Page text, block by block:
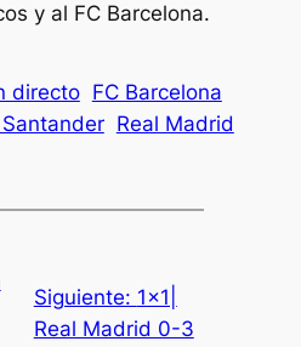
y al FC Barcelona.
directo FC Barcelona
Real Madrid
Siguiente: 1×1|
Real Madrid 0-3